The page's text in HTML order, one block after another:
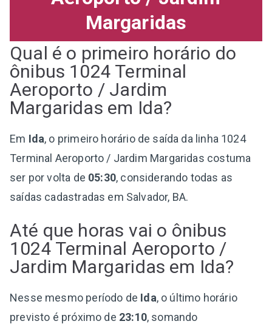
Margaridas
Qual é o primeiro horário do
ônibus 1024 Terminal
Aeroporto / Jardim
Margaridas em Ida?
Em Ida, o primeiro horário de saída da linha 1024
Terminal Aeroporto / Jardim Margaridas costuma
ser por volta de 05:30, considerando todas as
saídas cadastradas em Salvador, BA.
Até que horas vai o ônibus
1024 Terminal Aeroporto /
Jardim Margaridas em Ida?
Nesse mesmo período de Ida, o último horário
previsto é próximo de 23:10, somando